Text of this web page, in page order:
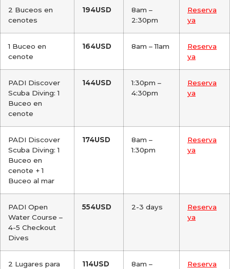
2 Buceos en
cenotes
194USD
8am –
2:30pm
Reserva
ya
1 Buceo en
cenote
164USD 8am – 11am
Reserva
ya
PADI Discover
Scuba Diving: 1
Buceo en
cenote
144USD
1:30pm –
4:30pm
Reserva
ya
PADI Discover
Scuba Diving: 1
Buceo en
cenote + 1
Buceo al mar
174USD
8am –
1:30pm
Reserva
ya
PADI Open
Water Course –
4-5 Checkout
Dives
554USD 2-3 days
Reserva
ya
2 Lugares para
114USD
8am –
Reserva